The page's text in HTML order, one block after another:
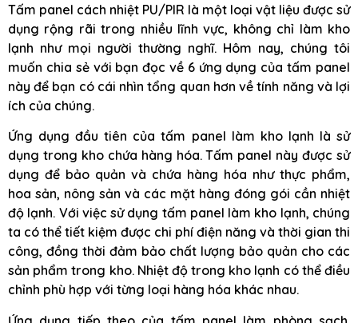
Tấm panel cách nhiệt PU/PIR là một loại vật liệu được sử
dụng rộng rãi trong nhiều lĩnh vực, không chỉ làm kho
lạnh như mọi người thường nghĩ. Hôm nay, chúng tôi
muốn chia sẻ với bạn đọc về 6 ứng dụng của tấm panel
này để bạn có cái nhìn tổng quan hơn về tính năng và lợi
ích của chúng.
Ứng dụng đầu tiên của tấm panel làm kho lạnh là sử
dụng trong kho chứa hàng hóa. Tấm panel này được sử
dụng để bảo quản và chứa hàng hóa như thực phẩm,
hoa sản, nông sản và các mặt hàng đóng gói cần nhiệt
độ lạnh. Với việc sử dụng tấm panel làm kho lạnh, chúng
ta có thể tiết kiệm được chi phí điện năng và thời gian thi
công, đồng thời đảm bảo chất lượng bảo quản cho các
sản phẩm trong kho. Nhiệt độ trong kho lạnh có thể điều
chỉnh phù hợp với từng loại hàng hóa khác nhau.